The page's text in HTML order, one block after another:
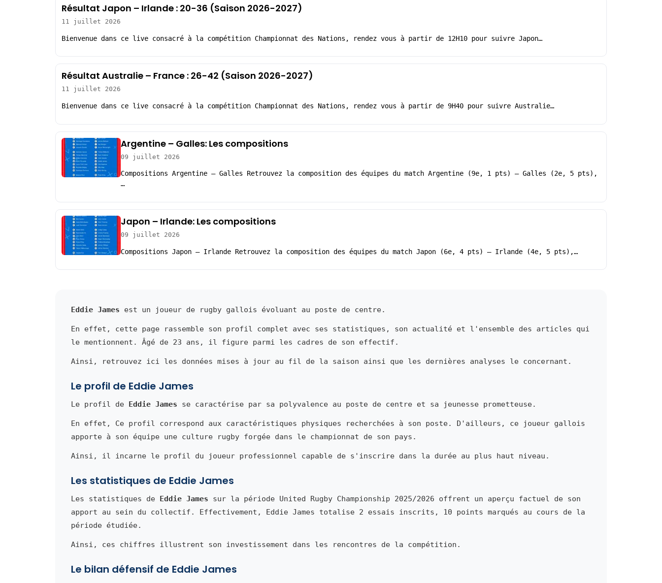
Résultat Japon – Irlande : 20-36 (Saison 2026-2027)
11 juillet 2026
Bienvenue dans ce live consacré à la compétition Championnat des Nations, rendez vous à partir de 12H10 pour suivre Japon…
Résultat Australie – France : 26-42 (Saison 2026-2027)
11 juillet 2026
Bienvenue dans ce live consacré à la compétition Championnat des Nations, rendez vous à partir de 9H40 pour suivre Australie…
Argentine – Galles: Les compositions
09 juillet 2026
Compositions Argentine – Galles Retrouvez la composition des équipes du match Argentine (9e, 1 pts) – Galles (2e, 5 pts),
…
Japon – Irlande: Les compositions
09 juillet 2026
Compositions Japon – Irlande Retrouvez la composition des équipes du match Japon (6e, 4 pts) – Irlande (4e, 5 pts),…
Eddie James est un joueur de rugby gallois évoluant au poste de centre.
En effet, cette page rassemble son profil complet avec ses statistiques, son actualité et l'ensemble des articles qui
le mentionnent. Âgé de 23 ans, il figure parmi les cadres de son effectif.
Ainsi, retrouvez ici les données mises à jour au fil de la saison ainsi que les dernières analyses le concernant.
Le profil de Eddie James
Le profil de Eddie James se caractérise par sa polyvalence au poste de centre et sa jeunesse prometteuse.
En effet, Ce profil correspond aux caractéristiques physiques recherchées à son poste. D'ailleurs, ce joueur gallois
apporte à son équipe une culture rugby forgée dans le championnat de son pays.
Ainsi, il incarne le profil du joueur professionnel capable de s'inscrire dans la durée au plus haut niveau.
Les statistiques de Eddie James
Les statistiques de Eddie James sur la période United Rugby Championship 2025/2026 offrent un aperçu factuel de son
apport au sein du collectif. Effectivement, Eddie James totalise 2 essais inscrits, 10 points marqués au cours de la
période étudiée.
Ainsi, ces chiffres illustrent son investissement dans les rencontres de la compétition.
Le bilan défensif de Eddie James